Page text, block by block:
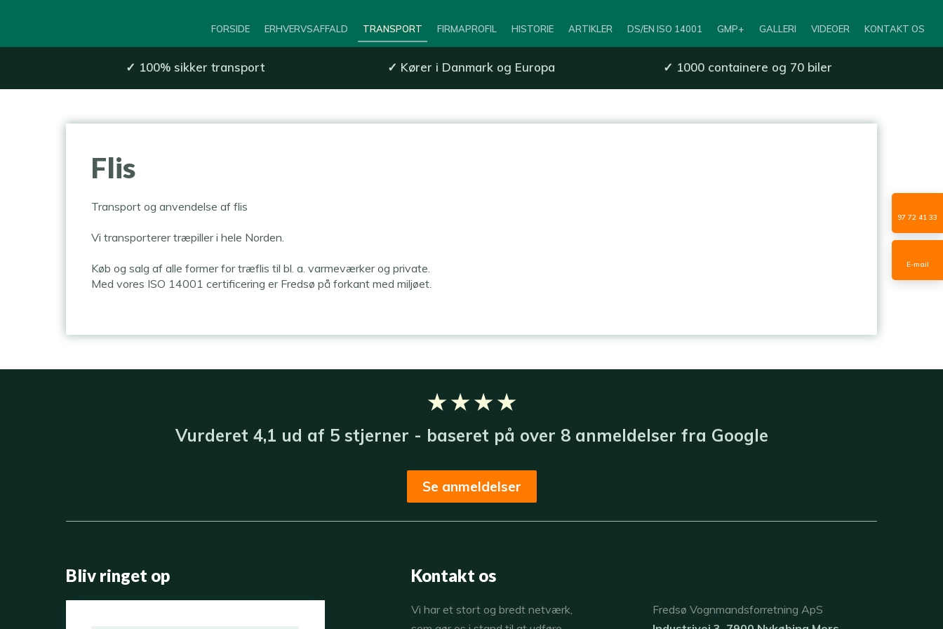
97 72 41 33
E-mail
FORSIDE ERHVERVSAFFALD TRANSPORT FIRMAPROFIL HISTORIE ARTIKLER DS/EN ISO 14001 GMP+ GALLERI VIDEOER KONTAKT OS
✓ 100% sikker transport​ ✓ Kører i Danmark og Europa ✓ 1000 containere og 70 biler
​Flis
Transport og anvendelse af flis
Vi transporterer træpiller i hele Norden.
Køb og salg af alle former for træflis til bl. a. varmeværker og private.
Med vores ISO 14001 certificering er Fredsø på forkant med miljøet.​​
★ ★ ★ ★
Vurderet​ 4,1​ u​d af 5 stjerner - baseret på over 8 anmeldelser fra ​ Google
Se anmeldelser
Bliv ringet op Kontakt os
​Vi har et stort og bredt netværk,
​Fredsø Vognmandsforretning ApS